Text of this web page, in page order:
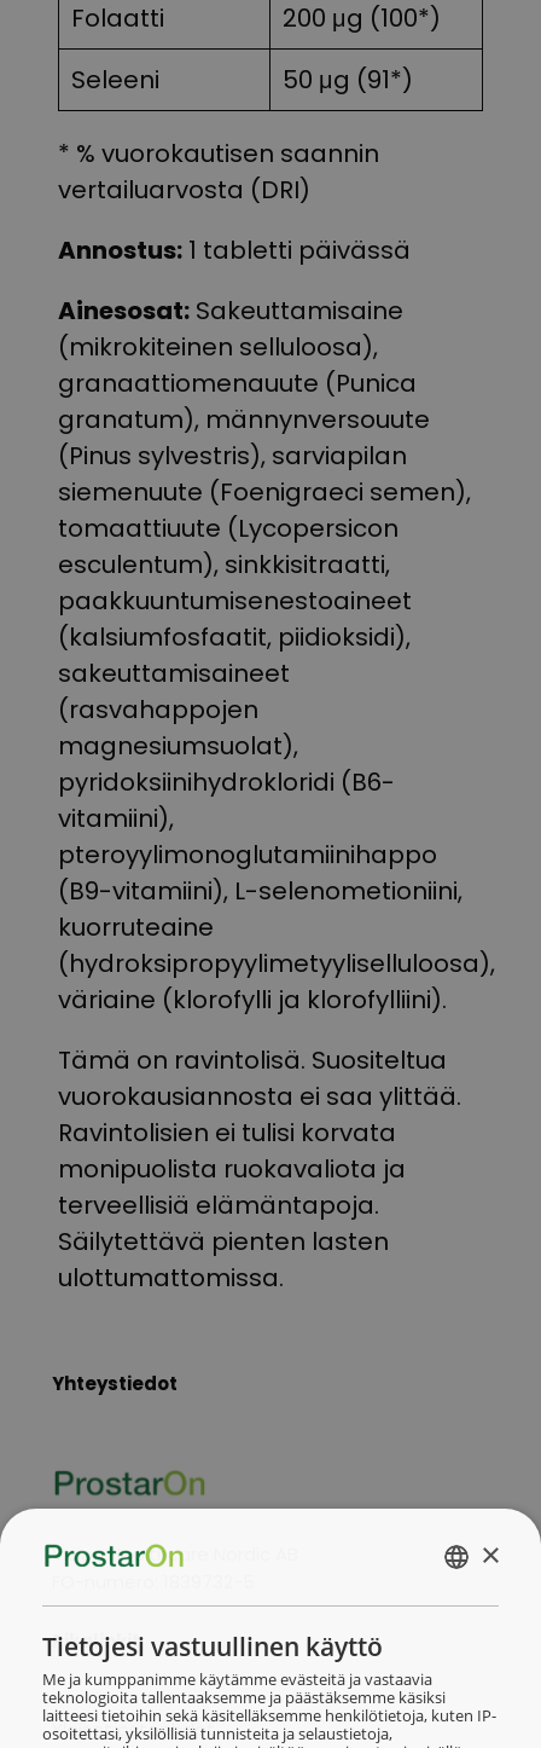
Folaatti
200 μg (100*)
Seleeni
50 μg (91*)
* % vuorokautisen saannin
vertailuarvosta (DRI)
Annostus: 1 tabletti päivässä
Ainesosat: Sakeuttamisaine
(mikrokiteinen selluloosa),
granaattiomenauute (Punica
granatum), männynversouute
(Pinus sylvestris), sarviapilan
siemenuute (Foenigraeci semen),
tomaattiuute (Lycopersicon
esculentum), sinkkisitraatti,
paakkuuntumisenestoaineet
(kalsiumfosfaatit, piidioksidi),
sakeuttamisaineet
(rasvahappojen
magnesiumsuolat),
pyridoksiinihydrokloridi (B6-
vitamiini),
pteroyylimonoglutamiinihappo
(B9-vitamiini), L-selenometioniini,
kuorruteaine
(hydroksipropyylimetyyliselluloosa),
väriaine (klorofylli ja klorofylliini).
Tämä on ravintolisä. Suositeltua
vuorokausiannosta ei saa ylittää.
Ravintolisien ei tulisi korvata
monipuolista ruokavaliota ja
terveellisiä elämäntapoja.
Säilytettävä pienten lasten
ulottumattomissa.
Yhteystiedot
Vision Healthcare Nordic AB
Pikalinkit
Yleiset ostoehdot
×
Tietojesi vastuullinen käyttö
Me ja kumppanimme käytämme evästeitä ja vastaavia
teknologioita tallentaaksemme ja päästäksemme käsiksi
laitteesi tietoihin sekä käsitelläksemme henkilötietoja, kuten IP-
osoitettasi, yksilöllisiä tunnisteita ja selaustietoja,